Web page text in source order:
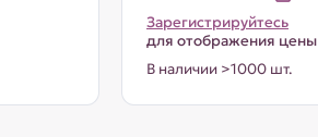
Зарегистрируйтесь
для отображения цены
В наличии >1000 шт.